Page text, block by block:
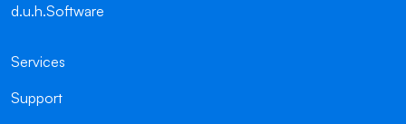
d.u.h.Software
Services
Support